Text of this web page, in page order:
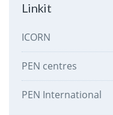
Linkit
ICORN
PEN centres
PEN International